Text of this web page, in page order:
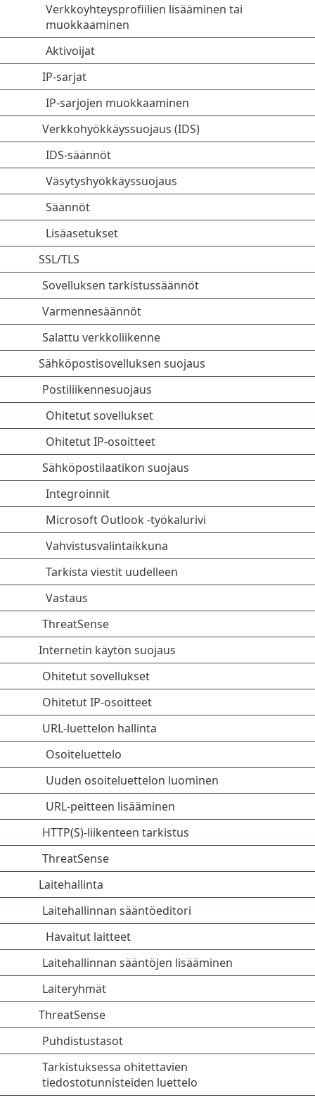
Verkkoyhteysprofiilien lisääminen tai
muokkaaminen
Aktivoijat
IP-sarjat
IP-sarjojen muokkaaminen
Verkkohyökkäyssuojaus (IDS)
IDS-säännöt
Väsytyshyökkäyssuojaus
Säännöt
Lisäasetukset
SSL/TLS
Sovelluksen tarkistussäännöt
Varmennesäännöt
Salattu verkkoliikenne
Sähköpostisovelluksen suojaus
Postiliikennesuojaus
Ohitetut sovellukset
Ohitetut IP-osoitteet
Sähköpostilaatikon suojaus
Integroinnit
Microsoft Outlook -työkalurivi
Vahvistusvalintaikkuna
Tarkista viestit uudelleen
Vastaus
ThreatSense
Internetin käytön suojaus
Ohitetut sovellukset
Ohitetut IP-osoitteet
URL-luettelon hallinta
Osoiteluettelo
Uuden osoiteluettelon luominen
URL-peitteen lisääminen
HTTP(S)-liikenteen tarkistus
ThreatSense
Laitehallinta
Laitehallinnan sääntöeditori
Havaitut laitteet
Laitehallinnan sääntöjen lisääminen
Laiteryhmät
ThreatSense
Puhdistustasot
Tarkistuksessa ohitettavien
tiedostotunnisteiden luettelo